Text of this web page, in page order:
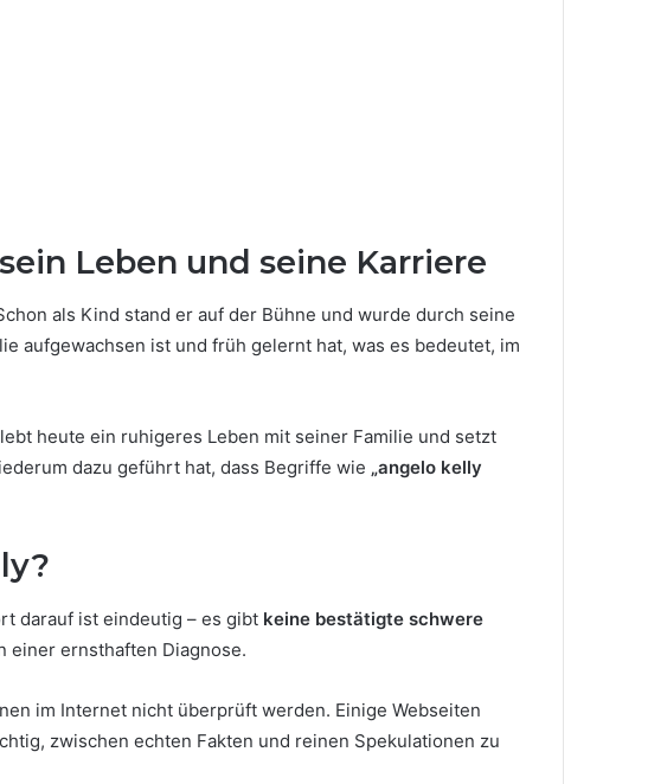
Leben und seine Karriere
als Kind stand er auf der Bühne und wurde durch seine
aufgewachsen ist und früh gelernt hat, was es bedeutet, im
heute ein ruhigeres Leben mit seiner Familie und setzt
dazu geführt hat, dass Begriffe wie „angelo kelly
darauf ist eindeutig – es gibt keine bestätigte schwere
einer ernsthaften Diagnose.
im Internet nicht überprüft werden. Einige Webseiten
zwischen echten Fakten und reinen Spekulationen zu